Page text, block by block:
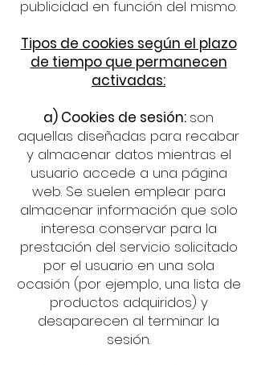
publicidad en función del mismo.
Tipos de cookies según el plazo
de tiempo que permanecen
activadas:
a) Cookies de sesión: son
aquellas diseñadas para recabar
y almacenar datos mientras el
usuario accede a una página
web. Se suelen emplear para
almacenar información que solo
interesa conservar para la
prestación del servicio solicitado
por el usuario en una sola
ocasión (por ejemplo, una lista de
productos adquiridos) y
desaparecen al terminar la
sesión.